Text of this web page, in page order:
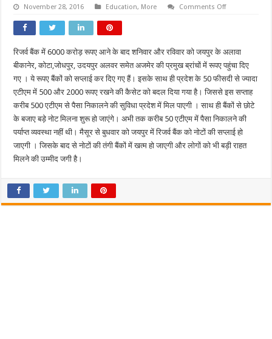
November 28, 2016 Education, More Comments Offon
जल्द
मिलेगी
राहत
रिजर्व बैंक में 6000 करोड़ रूपए आने के बाद शनिवार और रविवार को जयपुर के अलावा
बीकानेर, कोटा,जोधपुर, उदयपुर अलवर समेत अजमेर की प्रमुख ब्रांचों में रूपए पहुंचा दिए
गए । ये रूपए बैंकों को सप्लाई कर दिए गए हैं। इसके साथ ही प्रदेश के 50 फीसदी से ज्यादा
एटीएम में 500 और 2000 रूपए रखने की कैसेट को बदल दिया गया है। जिससे इस सप्ताह
करीब 500 एटीएम से पैसा निकालने की सुविधा प्रदेश में मिल पाएगी । साथ ही बैंकों से छोटे
के बजाए बड़े नोट मिलना शुरू हो जाएंगे। अभी तक करीब 50 एटीएम में पैसा निकालने की
पर्याप्त व्यवस्था नहीं थी। मैसूर से बुधवार को जयपुर में रिजर्व बैंक को नोटों की सप्लाई हो
जाएगी । जिसके बाद से नोटों की तंगी बैंकों में खत्म हो जाएगी और लोगों को भी बड़ी राहत
मिलने की उम्मीद जगी है।